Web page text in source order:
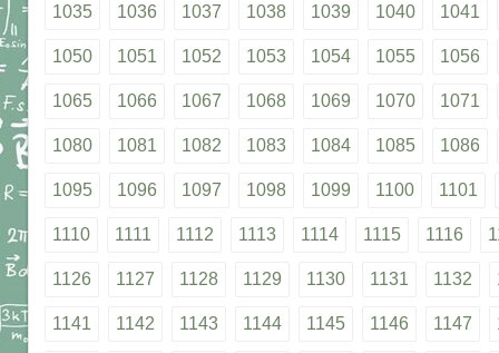
1035 1036 1037 1038 1039 1040 1041
1050 1051 1052 1053 1054 1055 1056
1065 1066 1067 1068 1069 1070 1071
1080 1081 1082 1083 1084 1085 1086
1095 1096 1097 1098 1099 1100 1101
1110 1111 1112 1113 1114 1115 1116
1126 1127 1128 1129 1130 1131 1132
1141 1142 1143 1144 1145 1146 1147